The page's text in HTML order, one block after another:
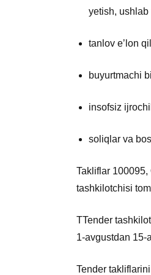
yetish,
tanlov eʼlon
buyurtmachi
insofsiz
soliqlar va
Takliflar 100095,
tashkilotchisi
TTender
1-avgustdan 15-
Tender